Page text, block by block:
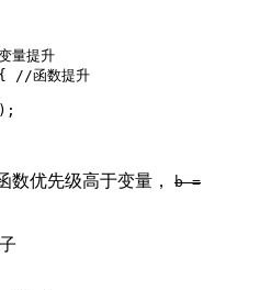
量提升
{
//函数提升
数优先级高于变量， b =